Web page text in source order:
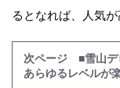
るとなれば、人気が
次ページ ■雪山デ
あらゆるレベルが